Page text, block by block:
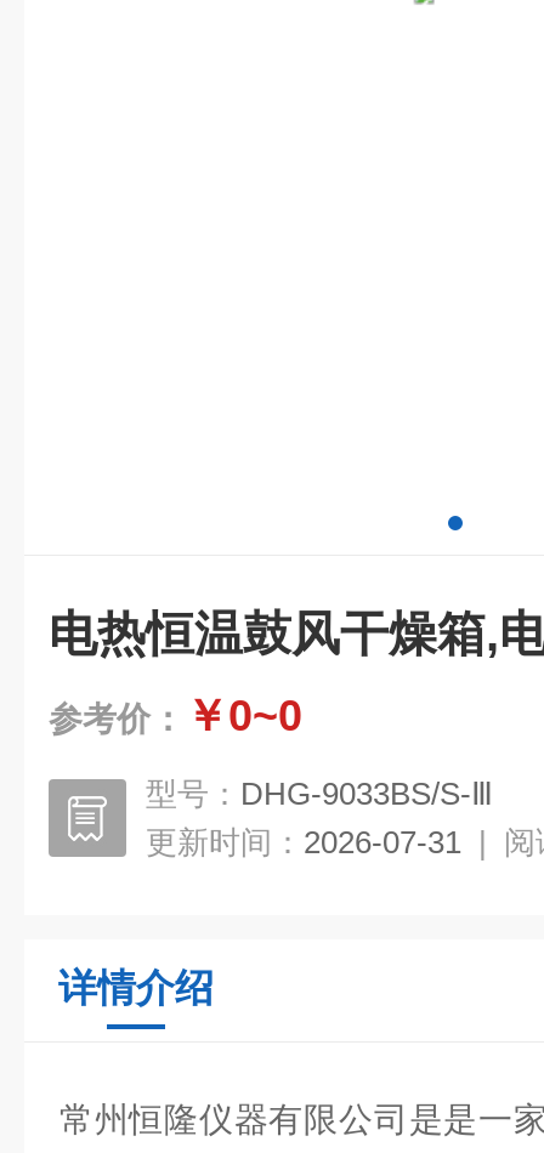
电热恒温鼓风干燥箱,
参考价： ￥0~0
型号： DHG-9033BS/S-Ⅲ
更新时间： 2026-07-31 | 阅
详情介绍
常州恒隆仪器有限公司是是一